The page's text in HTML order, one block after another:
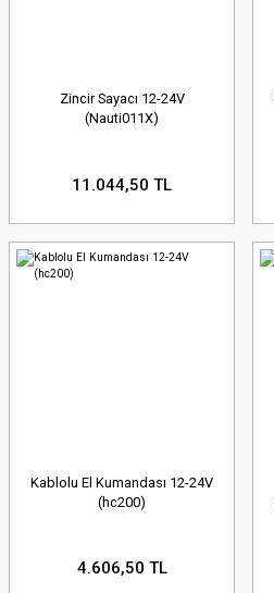
Zincir Sayacı 12-24V
(Nauti011X)
11.044,50 TL
Kablolu El Kumandası 12-24V
(hc200)
4.606,50 TL